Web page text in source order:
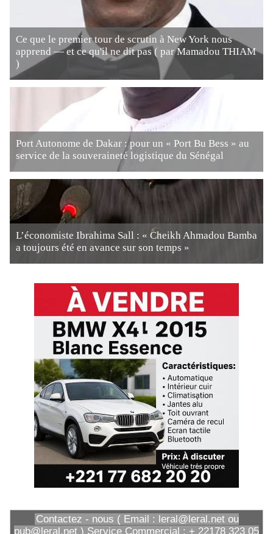
Ce que le premier tour de scrutin à New York nous
apprend — et ce qu'il ne dit pas ( par Mamadou THIAM
)
Port Autonome de Dakar : pour un « Port Bu Bess » au
service de la souveraineté logistique du Sénégal
L’économiste Ibrahima Sall : « Cheikh Ahmadou Bamba
a toujours été en avance sur son temps »
Contactez - nous ( Email : leral@leral.net ou
pub@leral.net ) Service Commercial : + 22178 323 05